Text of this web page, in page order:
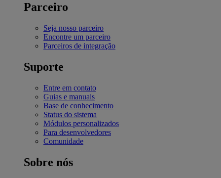
Parceiro
Seja nosso parceiro
Encontre um parceiro
Parceiros de integração
Suporte
Entre em contato
Guias e manuais
Base de conhecimento
Status do sistema
Módulos personalizados
Para desenvolvedores
Comunidade
Sobre nós